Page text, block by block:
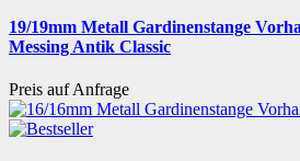
19/19mm Metall Gardinenstange
Messing Antik Classic
Preis auf Anfrage